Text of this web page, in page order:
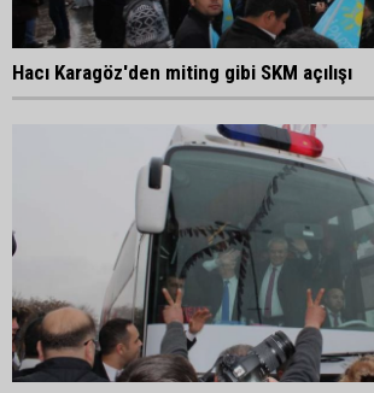
Hacı Karagöz'den miting gibi SKM açılışı